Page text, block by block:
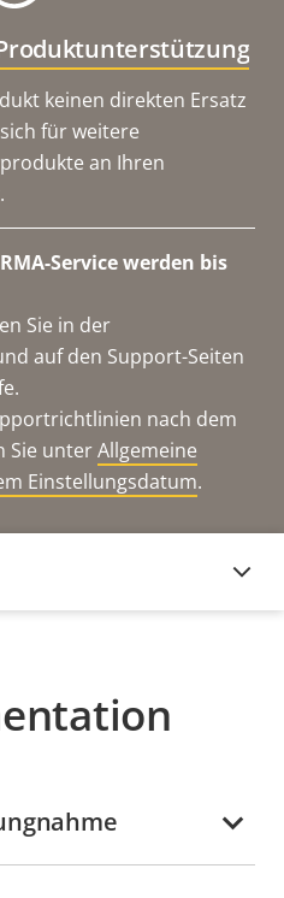
keinen direkten Ersatz
für weitere
an Ihren
Service werden bis
Sie in der
auf den Support-Seiten
nach dem
Sie unterAllgemeine
Einstellungsdatum.